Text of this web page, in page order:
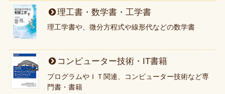
理工書・数学書・工学書
理工学書や、微分方程式や線形代などの数学書
コンピューター技術・IT書籍
プログラムやＩＴ関連、コンピューター技術など専
門書・書籍